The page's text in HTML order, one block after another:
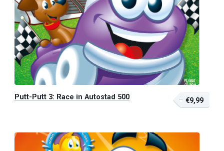
Putt-Putt 3: Race in Autostad 500 €9,99